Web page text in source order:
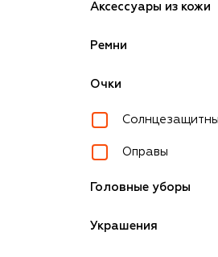
Аксессуары из кожи
Ремни
Очки
Оправы
Головные уборы
Украшения